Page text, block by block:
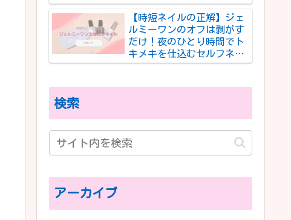
【時短ネイルの正解】ジェ
ルミーワンのオフは剥がす
だけ！夜のひとり時間でト
キメキを仕込むセルフネイ
ル体験レポ
検索
アーカイブ